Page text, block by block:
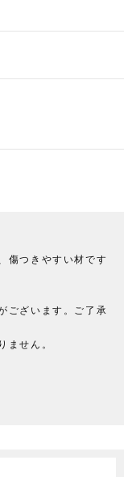
傷つきやすい材です
ございます。ご了承
ません。